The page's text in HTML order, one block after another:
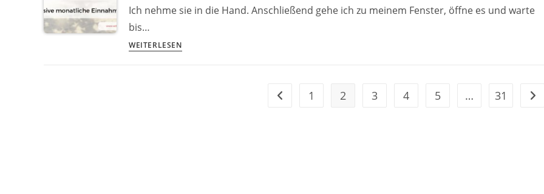
Erfahrung
wie
Ich nehme sie in die Hand. Anschließend gehe ich zu meinem Fenster, öffne es und warte
bis…
WEITERLESENPassiv
Gehe zur vorherigen Seite
1 2 3 4 5 … 31